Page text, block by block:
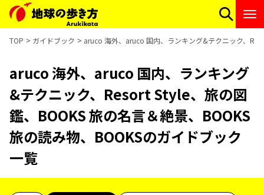
TOP ガイドブック aruco 海外、aruco 国内、ランキング&テクニック、
aruco 海外、aruco 国内、ランキング
&テクニック、Resort Style、旅の図
鑑、BOOKS 旅の名言＆絶景、BOOKS
旅の読み物、BOOKSのガイドブック
一覧